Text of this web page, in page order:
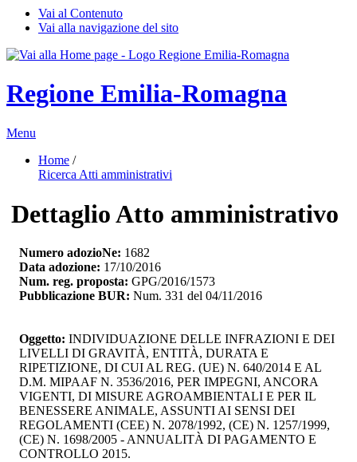
Vai al Contenuto
Vai alla navigazione del sito
Regione Emilia-Romagna
Menu
Home /
Ricerca Atti amministrativi
Dettaglio Atto amministrativo
Numero adozioNe: 1682
Data adozione: 17/10/2016
Num. reg. proposta: GPG/2016/1573
Pubblicazione BUR: Num. 331 del 04/11/2016
Oggetto: INDIVIDUAZIONE DELLE INFRAZIONI E DEI
LIVELLI DI GRAVITÀ, ENTITÀ, DURATA E
RIPETIZIONE, DI CUI AL REG. (UE) N. 640/2014 E AL
D.M. MIPAAF N. 3536/2016, PER IMPEGNI, ANCORA
VIGENTI, DI MISURE AGROAMBIENTALI E PER IL
BENESSERE ANIMALE, ASSUNTI AI SENSI DEI
REGOLAMENTI (CEE) N. 2078/1992, (CE) N. 1257/1999,
(CE) N. 1698/2005 - ANNUALITÀ DI PAGAMENTO E
CONTROLLO 2015.